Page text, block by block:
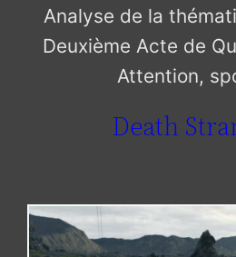
Analyse de la
Deuxième Acte de
Attention,
Death